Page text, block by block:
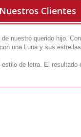
Nuestros Clientes
nuestro querido hijo.
una Luna y sus
de letra. El